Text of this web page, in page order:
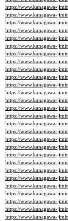
https://www.kanagawa-
https://www.kanagawa-
https://www.kanagawa-
https://www.kanagawa-
https://www.kanagawa-
https://www.kanagawa-
https://www.kanagawa-
https://www.kanagawa-
https://www.kanagawa-
https://www.kanagawa-
https://www.kanagawa-
https://www.kanagawa-
https://www.kanagawa-
https://www.kanagawa-
https://www.kanagawa-
https://www.kanagawa-
https://www.kanagawa-
https://www.kanagawa-
https://www.kanagawa-
https://www.kanagawa-
https://www.kanagawa-
https://www.kanagawa-
https://www.kanagawa-
https://www.kanagawa-
https://www.kanagawa-
https://www.kanagawa-
https://www.kanagawa-
https://www.kanagawa-